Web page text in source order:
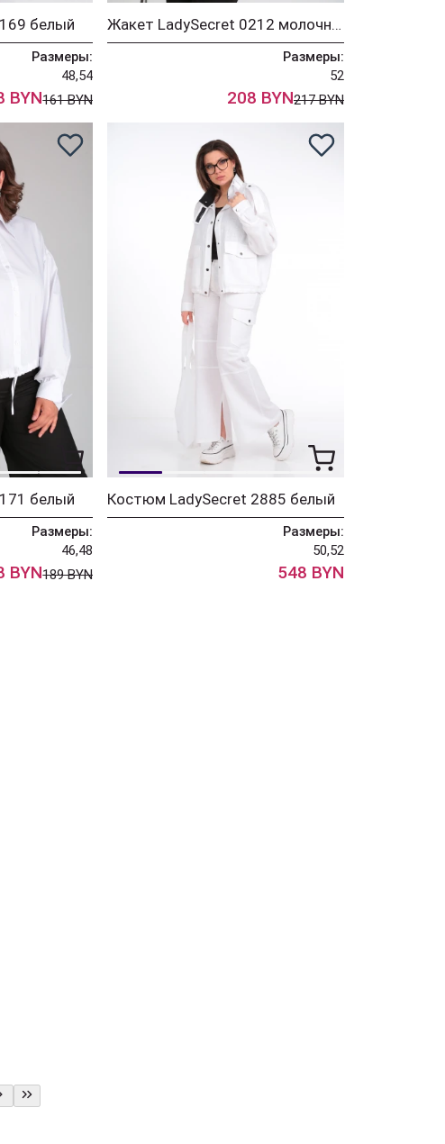
белый
Размеры:
48,54
BYN161 BYN
Жакет LadySecret 0212 молочный
Размеры:
52
208 BYN217 BYN
белый
Размеры:
46,48
BYN189 BYN
Костюм LadySecret 2885 белый
Размеры:
50,52
548 BYN